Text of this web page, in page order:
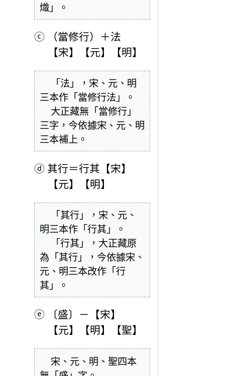
熾」。
ⓒ
（當修行）＋法
【宋】【元】【明】
三本作「當修行法」。
三字，今依據宋、元、明
三本補上。
ⓓ 其行＝行其【宋】
【元】【明】
明三本作「行其」。
為「其行」，今依據宋、
元、明三本改作「行
其」。
ⓔ
〔盛〕－【宋】
【元】【明】【聖】